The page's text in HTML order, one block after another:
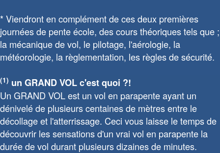
* Viendront en complément de ces deux premières
journées de pente école, des cours théoriques tels que ;
la mécanique de vol, le pilotage, l'aérologie, la
météorologie, la règlementation, les règles de sécurité.
(1) un GRAND VOL c'est quoi ?!
Un GRAND VOL est un vol en parapente ayant un
dénivelé de plusieurs centaines de mètres entre le
décollage et l'atterrissage. Ceci vous laisse le temps de
découvrir les sensations d'un vrai vol en parapente la
durée de vol durant plusieurs dizaines de minutes.